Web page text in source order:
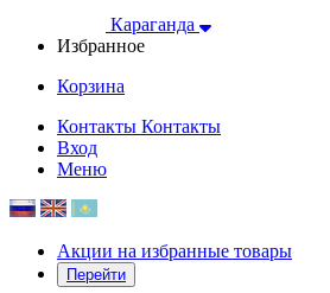
Караганда
Избранное
Корзина
Контакты Контакты
Вход
Меню
Акции на избранные товары
Перейти